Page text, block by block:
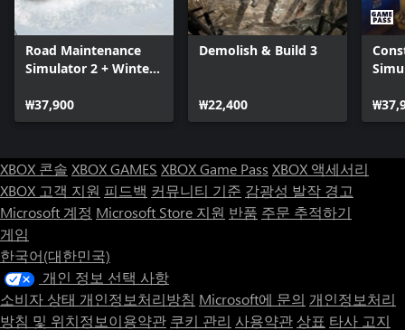
Road Maintenance
Simulator 2 + Winter
₩37,900
Demolish & Build 3
₩22,400
XBOX 콘솔 XBOX GAMES XBOX Game Pass XBOX 액세서리
XBOX 고객 지원 피드백 커뮤니티 기준 감광성 발작 경고
Microsoft 계정 Microsoft Store 지원 반품 주문 추적하기
게임
한국어(대한민국)
개인 정보 선택 사항
소비자 상태 개인정보처리방침 Microsoft에 문의 개인정보처리
방침 및 위치정보이용약관 쿠키 관리 사용약관 상표 타사 고지